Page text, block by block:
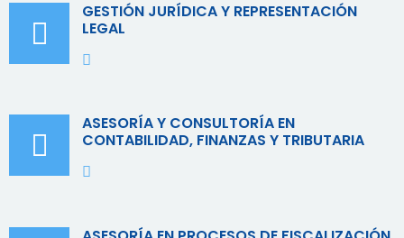
GESTIÓN JURÍDICA Y REPRESENTACIÓN
LEGAL
ASESORÍA Y CONSULTORÍA EN
CONTABILIDAD, FINANZAS Y TRIBUTARIA